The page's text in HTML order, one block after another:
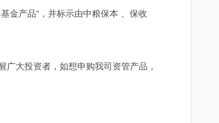
金产品”，并标示由中粮保本 、保收
大投资者，如想申购我司资管产品，